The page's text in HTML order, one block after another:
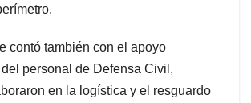
contó también con el apoyo
personal de Defensa Civil,
en la logística y el resguardo